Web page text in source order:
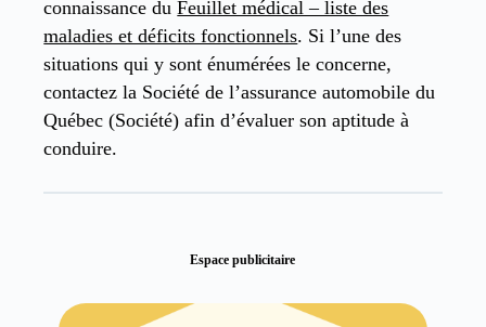
connaissance duFeuillet médical – liste des
maladies et déficits fonctionnels. Si l’une des
situations qui y sont énumérées le concerne,
contactez la Société de l’assurance automobile du
Québec (Société) afin d’évaluer son aptitude à
conduire.
Espace publicitaire